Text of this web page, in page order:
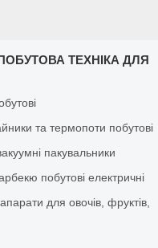
ТЕХНІКА ДЛЯ
та термопоти побутові
пакувальники
побутові електричні
для овочів, фруктів,